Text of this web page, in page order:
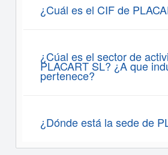
¿Cuál es el CIF de
¿Cúal es el sector de
PLACART SL? ¿A que
pertenece?
¿Dónde está la sede de